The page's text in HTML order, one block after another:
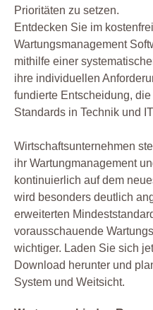
Prioritäten zu setzen.
Entdecken Sie im
Wartungsmanagement
mithilfe einer
ihre individuellen
fundierte Entscheidung,
Standards in Technik und
Wirtschaftsunternehmen
ihr Wartungmanagement
kontinuierlich auf dem
wird besonders deutlich
erweiterten
vorausschauende
wichtiger. Laden Sie sich
Download herunter und
System und Weitsicht.